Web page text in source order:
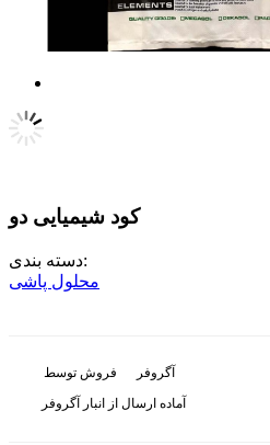
کود شیمیایی دو
دسته بندی:
محلول پاشی
فروش توسط
آگروفر
آماده ارسال از انبار آگروفر